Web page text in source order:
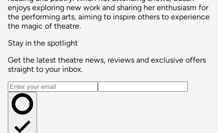
enjoys exploring new work and sharing her enthusiasm for
the performing arts, aiming to inspire others to experience
the magic of theatre.
Stay in the spotlight
Get the latest theatre news, reviews and exclusive offers
straight to your inbox.
Email address